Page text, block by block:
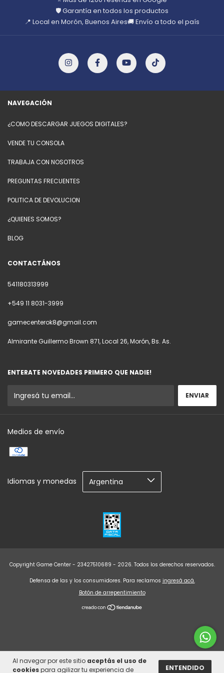
Al navegar por este sitio aceptás el uso de
cookiespara agilizar tu experiencia de ENTENDIDO
🛡️ Garantía en todos los productos
📍 Local en Morón, Buenos Aires🚚 Envío a todo el país
NAVEGACIÓN
¿COMO DESCARGAR JUEGOS DIGITALES?
VENDE TU CONSOLA
TRABAJA CON NOSOTROS
PREGUNTAS FRECUENTES
POLITICA DE DEVOLUCION
¿QUIENES SOMOS?
BLOG
CONTACTÁNOS
541180313999
+549 11 8031-3999
gamecenterok8@gmail.com
Almirante Guillermo Brown 871, Local 26, Morón, Bs. As.
ENTERATE NOVEDADES PRIMERO QUE NADIE!
Medios de envío
Idiomas y monedas
Copyright Game Center - 23427510689 - 2026. Todos los derechos reservados.
Defensa de las y los consumidores. Para reclamos ingresá acá.
Botón de arrepentimiento